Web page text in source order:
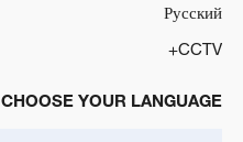
Русский
CCTV+
CHOOSE YOUR LANGUAGE